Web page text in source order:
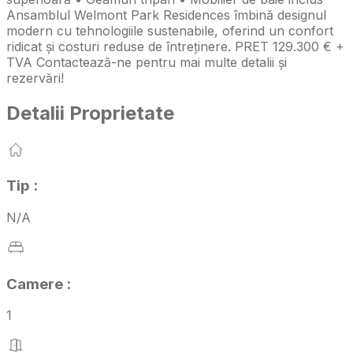
Ansamblul Welmont Park Residences îmbină designul
modern cu tehnologiile sustenabile, oferind un confort
ridicat și costuri reduse de întreținere. PRET 129.300 € +
TVA Contactează-ne pentru mai multe detalii și
rezervări!
Detalii Proprietate
Tip :
N/A
Camere :
1